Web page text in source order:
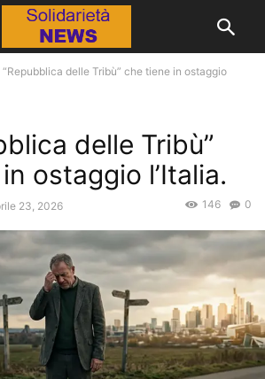
“Repubblica delle Tribù” che tiene in ostaggio
delle Tribù”
ostaggio l’Italia.
23, 2026 0
146